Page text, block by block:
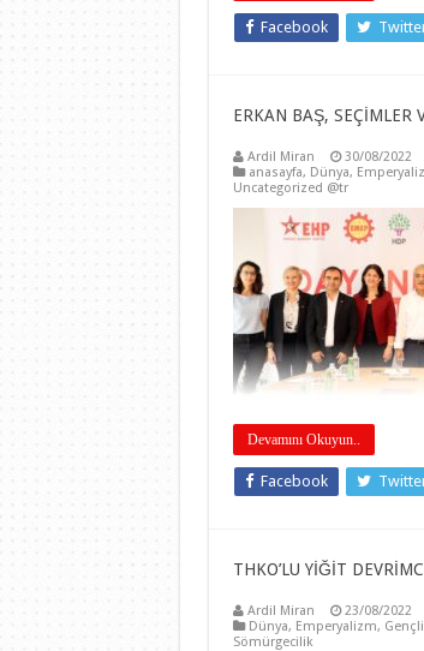
Facebook
ERKAN BAŞ, SEÇİMLER
Ardil Miran
30/08/2022
anasayfa, Dünya,
Uncategorized @tr
Devamını Okuyun..
Facebook
THKO’LU YİĞİT
Ardil Miran
23/08/2022
Dünya, Emperyalizm,
Sömürgecilik